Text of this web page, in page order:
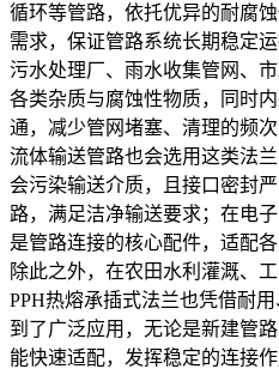
循环等管路，依托优异的耐腐
需求，保证管路系统长期稳定
污水处理厂、雨水收集管网、
各类杂质与腐蚀性物质，同时
通，减少管网堵塞、清理的频
流体输送管路也会选用这类法
会污染输送介质，且接口密封
路，满足洁净输送要求；在电
是管路连接的核心配件，适配
除此之外，在农田水利灌溉、
PPH热熔承插式法兰也凭借耐
到了广泛应用，无论是新建管
能快速适配，发挥稳定的连接作